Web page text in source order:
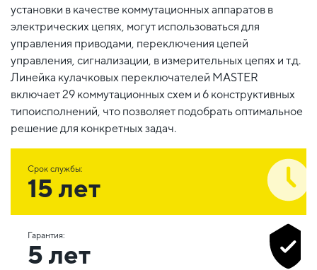
установки в качестве коммутационных аппаратов в
электрических цепях, могут использоваться для
управления приводами, переключения цепей
управления, сигнализации, в измерительных цепях и т.д.
Линейка кулачковых переключателей MASTER
включает 29 коммутационных схем и 6 конструктивных
типоисполнений, что позволяет подобрать оптимальное
решение для конкретных задач.
Срок службы:
15 лет
Гарантия:
5 лет